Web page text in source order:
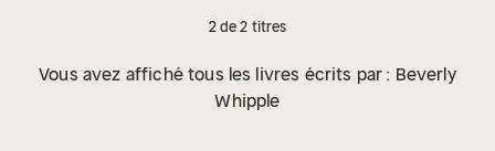
2 de 2 titres
Vous avez affiché tous les livres écrits par : Beverly
Whipple